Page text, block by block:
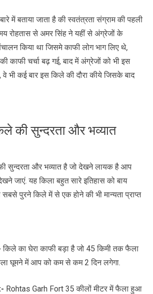
में बताया जाता है की स्वतंत्रता संग्राम की पहली
रोहतास से अमर सिंह ने यहीं से अंग्रेजों के
किया था जिसमे काफी लोग भाग लिए थे,
काफी चर्चा बढ़ गई, बाद में अंग्रेजों को भी इस
वे भी कई बार इस किले की दौरा कीये जिसके बाद
की सुन्दरता और भव्यात
सुन्दरता और भव्यात है जो देखने लायक है आप
जाएं. यह किला बहुत सारे इतिहास को बाय
पुरने किले में से एक होने की भी मान्यता प्राप्त
किले का घेरा काफी बड़ा है जो 45 किमी तक फैला
घूमने में आप को कम से कम 2 दिन लगेगा.
Rohtas Garh Fort 35 कीलों मीटर में फैला हुआ